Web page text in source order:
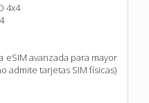
4x4
eSIM avanzada para mayor
admite tarjetas SIM físicas)